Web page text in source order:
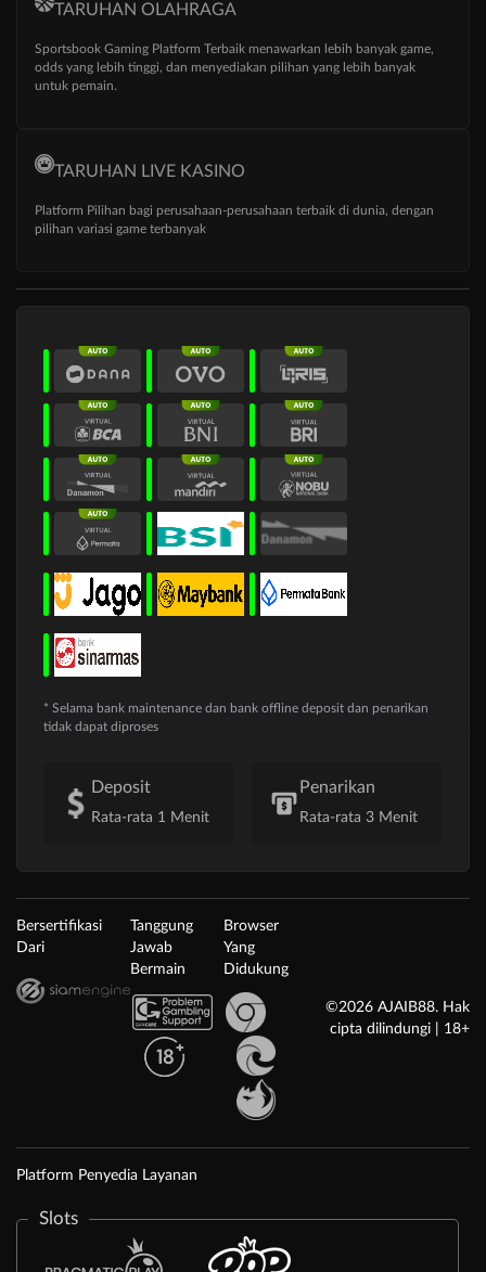
TARUHAN OLAHRAGA
Sportsbook Gaming Platform Terbaik menawarkan lebih banyak game,
odds yang lebih tinggi, dan menyediakan pilihan yang lebih banyak
untuk pemain.
TARUHAN LIVE KASINO
Platform Pilihan bagi perusahaan-perusahaan terbaik di dunia, dengan
pilihan variasi game terbanyak
* Selama bank maintenance dan bank offline deposit dan penarikan
tidak dapat diproses
Deposit
Rata-rata 1 Menit
Penarikan
Rata-rata 3 Menit
Bersertifikasi
Dari
Tanggung
Jawab
Bermain
Browser
Yang
Didukung
©2026 AJAIB88. Hak
cipta dilindungi | 18+
Platform Penyedia Layanan
Slots